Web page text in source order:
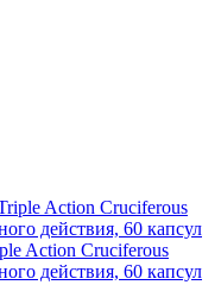
Action Cruciferous
действия, 60 капсул